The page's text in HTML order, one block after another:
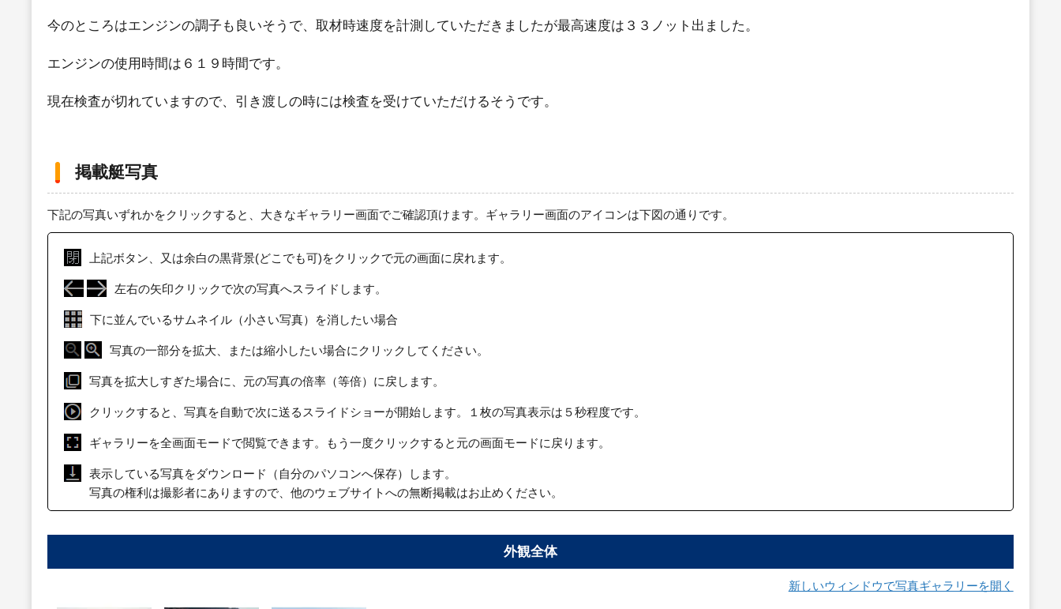
今のところはエンジンの調子も良いそうで、取材時速度を計測していただきましたが最高速度は３３ノット出ました。
エンジンの使用時間は６１９時間です。
現在検査が切れていますので、引き渡しの時には検査を受けていただけるそうです。
掲載艇写真
下記の写真いずれかをクリックすると、大きなギャラリー画面でご確認頂けます。ギャラリー画面のアイコンは下図の通りです。
上記ボタン、又は余白の黒背景(どこでも可)をクリックで元の画面に戻れます。
左右の矢印クリックで次の写真へスライドします。
下に並んでいるサムネイル（小さい写真）を消したい場合
写真の一部分を拡大、または縮小したい場合にクリックしてください。
写真を拡大しすぎた場合に、元の写真の倍率（等倍）に戻します。
クリックすると、写真を自動で次に送るスライドショーが開始します。１枚の写真表示は５秒程度です。
ギャラリーを全画面モードで閲覧できます。もう一度クリックすると元の画面モードに戻ります。
表示している写真をダウンロード（自分のパソコンへ保存）します。
写真の権利は撮影者にありますので、他のウェブサイトへの無断掲載はお止めください。
外観全体
新しいウィンドウで写真ギャラリーを開く